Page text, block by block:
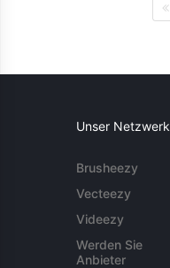
Unser Netzwerk
Brusheezy
Vecteezy
Videezy
Werden Sie
Anbieter